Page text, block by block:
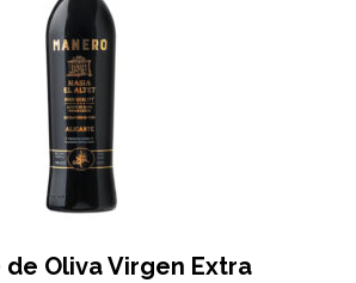
Oliva Virgen Extra